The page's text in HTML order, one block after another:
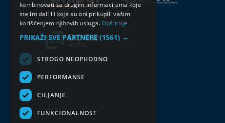
kombinovati sa drugim informacijama koje
ste im dali ili koje su oni prikupili vašim
korišćenjem njihovih usluga. Opširnije
PRIKAŽI SVE PARTNERE (1561) →
STROGO NEOPHODNO
PERFORMANSE
CILJANJE
FUNKCIONALNOST